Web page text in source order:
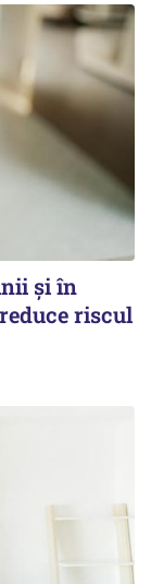
și în
riscul